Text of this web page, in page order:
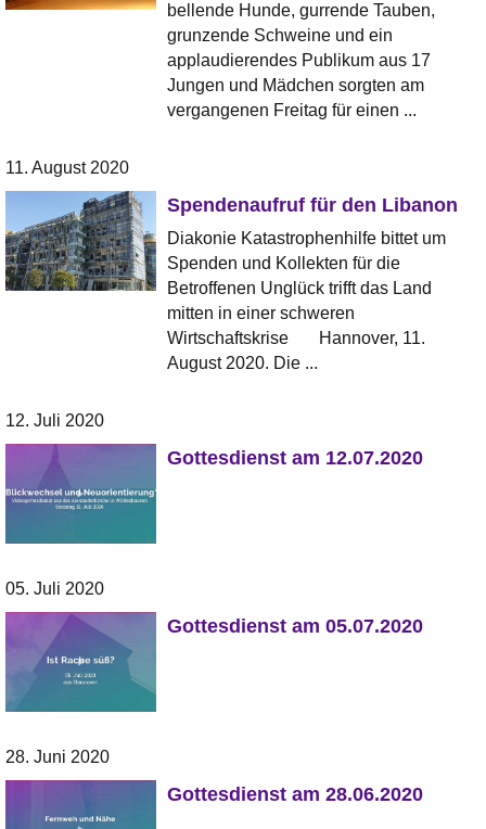
bellende Hunde, gurrende Tauben,
grunzende Schweine und ein
applaudierendes Publikum aus 17
Jungen und Mädchen sorgten am
vergangenen Freitag für einen ...
11. August 2020
Spendenaufruf für den Libanon
Diakonie Katastrophenhilfe bittet um
Spenden und Kollekten für die
Betroffenen Unglück trifft das Land
mitten in einer schweren
Wirtschaftskrise Hannover, 11.
August 2020. Die ...
12. Juli 2020
Gottesdienst am 12.07.2020
05. Juli 2020
Gottesdienst am 05.07.2020
28. Juni 2020
Gottesdienst am 28.06.2020